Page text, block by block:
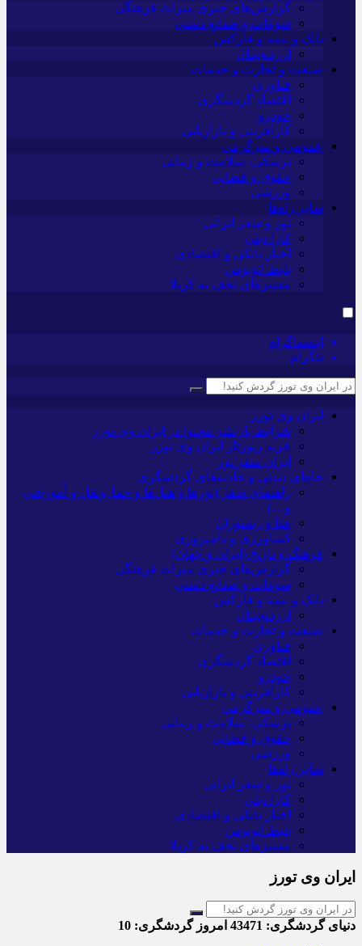
گزارش‌های خبری میراث فرهنگی
سوغات و صنایع دستی
بانک و بیمه و فارکس
ارزدیجیتال
صنعت و تجارت و خدمات
فناوری
اقتصاد گردشگری
خودرو
کارآفرینی و بازاریابی
عمومی و سرگرمی
پزشکی، سلامت و زیبایی
حقوق و قضایی
ورزشی
سایر راه‌ها
تور و سفر ایرانی
کارا دیلی
اخبار بانکی و اقتصادی
بلیط اتوبوس
مسیرهای نجف به کربلا
اینستاگرام
تلگرام
ایران وی تورز
شرایط بازنشر محتوا در ایران وی تورز
خرید رپورتاژ ایران وی تورز
ایران سفر تور
جاهای دیدنی و جاذبه‌های گردشگری
راهنمای سفر (تورها و هتل‌ها و حمل‌و‌نقل و آموزشی
و…)
غذا و رستوران
کشاورزی و دامپروری
فرهنگ و تاریخ (ایران و جهان)
گزارش‌های خبری میراث فرهنگی
سوغات و صنایع دستی
بانک و بیمه و فارکس
ارزدیجیتال
صنعت و تجارت و خدمات
فناوری
اقتصاد گردشگری
خودرو
کارآفرینی و بازاریابی
عمومی و سرگرمی
پزشکی، سلامت و زیبایی
حقوق و قضایی
ورزشی
سایر راه‌ها
تور و سفر ایرانی
کارا دیلی
اخبار بانکی و اقتصادی
بلیط اتوبوس
مسیرهای نجف به کربلا
ایران وی تورز
دنیای گردشگری: امروز گردشگری: